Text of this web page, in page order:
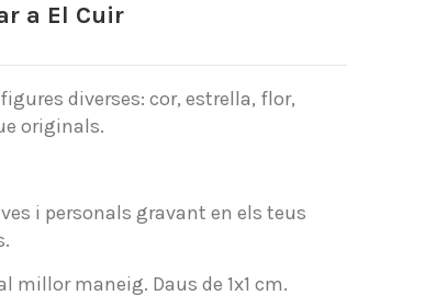
a El Cuir
diverses: cor, estrella, flor,
originals.
i personals gravant en els teus
millor maneig. Daus de 1x1 cm.